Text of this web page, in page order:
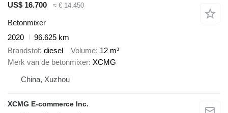
US$ 16.700
≈ € 14.450
Betonmixer
2020
96.625 km
Brandstof diesel Volume 12 m³
Merk van de betonmixer XCMG
China, Xuzhou
XCMG E-commerce Inc.